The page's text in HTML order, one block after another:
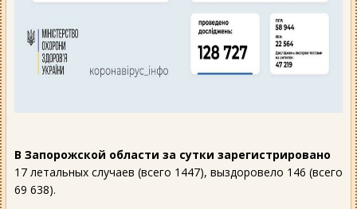
В Запорожской области за сутки зарегистрировано
17 летальных случаев (всего 1447), выздоровело 146 (всего
69 638).